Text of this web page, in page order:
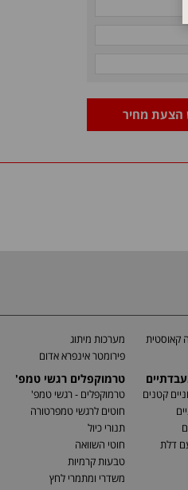
מחיר
קאוסטית
קטנים
דלת
מערכות מיתוג
פירומטר אינפרא אדום
טרמוקפלים רגשי טמפ'
טרמוקפלים - רגשי טמפ'
חוטים לרגשי טמפרטורה
תנורי כיול
חוטי השוואה
טבעות קרמיות
משדרי ומתמרי לחץ